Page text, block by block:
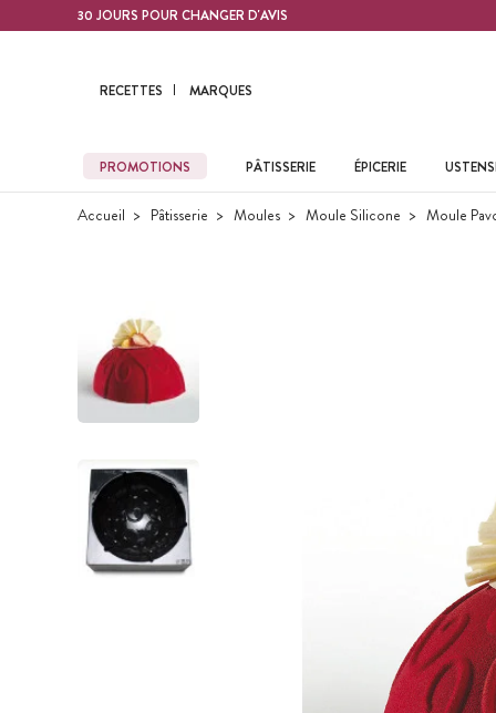
Contenu principal30 JOURS POUR CHANGER D'AVIS
RECETTES MARQUES
PROMOTIONS PÂTISSERIE ÉPICERIE
Accueil Pâtisserie Moules Moule Silicone Moule